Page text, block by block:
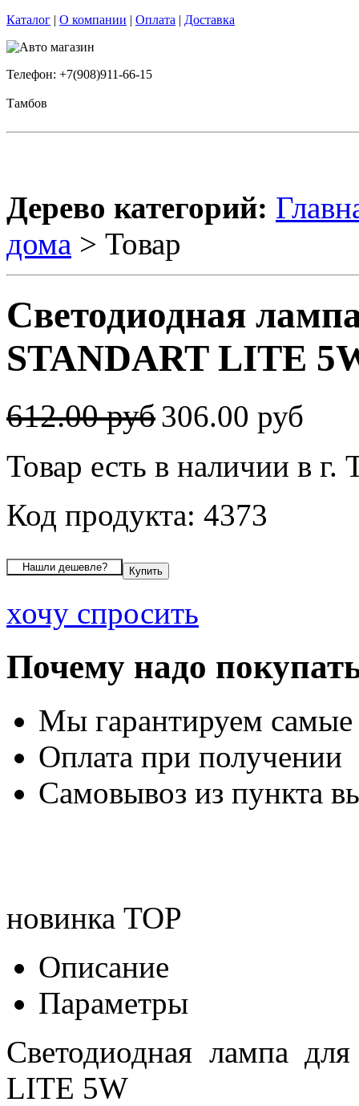
Каталог | О компании | Оплата | Доставка
Телефон: +7(908)911-66-15
Тамбов
Дерево категорий:
дома > Товар
Светодиодная
STANDART LITE
612.00 руб306.00 руб
Товар есть в наличии в г.
Код продукта: 4373
хочу спросить
Почему надо
Мы гарантируем
Оплата при получении
Самовывоз из пункта
новинка TOP
Описание
Параметры
Светодиодная лампа
LITE 5W